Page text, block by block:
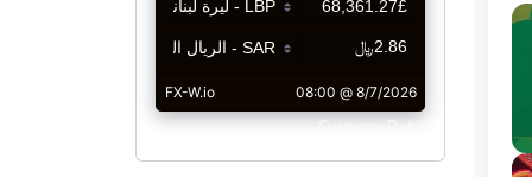
CurrencyRate